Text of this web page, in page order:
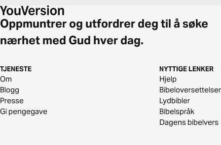
Oppmuntrer og utfordrer deg til å søke
nærhet med Gud hver dag.
TJENESTE
Om
Blogg
Presse
Gi pengegave
NYTTIGE LENKER
Hjelp
Bibeloversettelser
Lydbibler
Bibelspråk
Dagens bibelvers